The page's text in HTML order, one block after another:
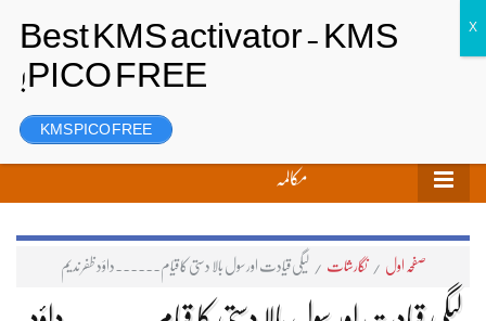
رجسٹر
مکالمہ
صفحہ اول / نگارشات / لیگی قیادت اور سول بالا دستی کا قیام۔۔۔۔۔۔داؤد ظفر ندیم
KMS PICO FREE